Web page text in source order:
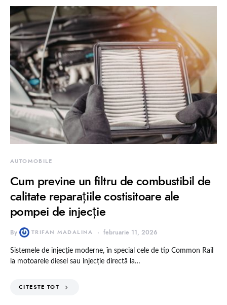
AUTOMOBILE
Cum previne un filtru de combustibil de
calitate reparațiile costisitoare ale
pompei de injecție
By TRIFAN MADALINA februarie 11, 2026
Sistemele de injecție moderne, în special cele de tip Common Rail
la motoarele diesel sau injecție directă la…
CITESTE TOT